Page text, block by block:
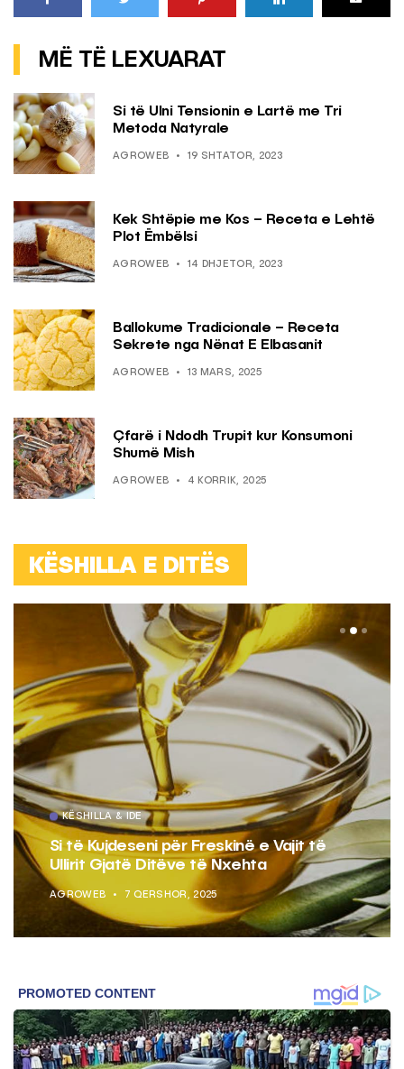
MË TË LEXUARAT
Si të Ulni Tensionin e Lartë me Tri
Metoda Natyrale
AGROWEB 19 SHTATOR, 2023
Kek Shtëpie me Kos – Receta e Lehtë
Plot Ëmbëlsi
AGROWEB 14 DHJETOR, 2023
Ballokume Tradicionale – Receta
Sekrete nga Nënat E Elbasanit
AGROWEB 13 MARS, 2025
Çfarë i Ndodh Trupit kur Konsumoni
Shumë Mish
AGROWEB 4 KORRIK, 2025
KËSHILLA E DITËS
KËSHILLA & IDE
Si të Kujdeseni për Freskinë e Vajit të
Ullirit Gjatë Ditëve të Nxehta
AGROWEB 7 QERSHOR, 2025